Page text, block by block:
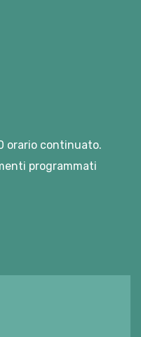
orario continuato.
programmati